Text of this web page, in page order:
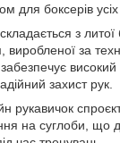
для боксерів усіх
з
виробленої за
високий
захист рук.
рукавичок
на суглоби, що